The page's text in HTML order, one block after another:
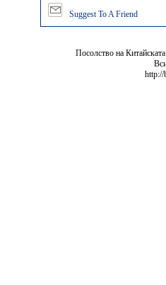
Suggest To A Friend
Посолство на
http://